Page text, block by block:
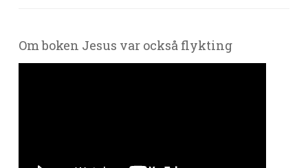
Om boken Jesus var också flykting